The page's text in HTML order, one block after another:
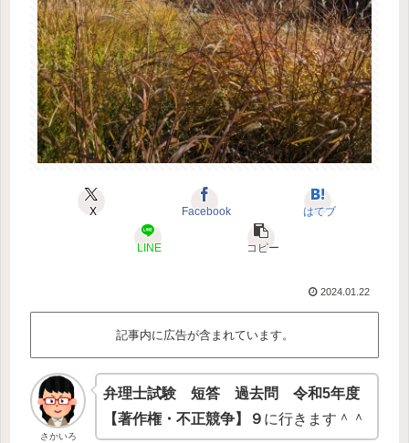
X Facebook はてブ
LINE コピー
2024.01.22
記事内に広告が含まれています。
さかいろ
弁理士試験 短答 過去問 令和5年度
【著作権・不正競争】９ に行きます＾＾